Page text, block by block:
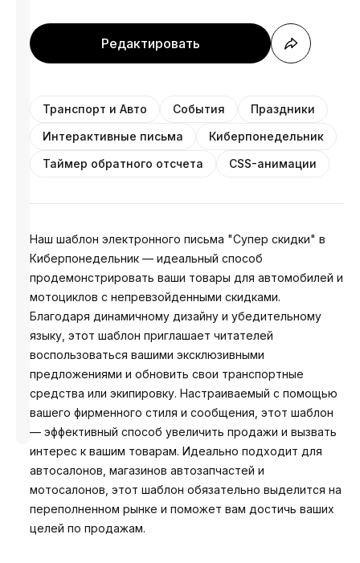
Разработано
Анастасия
Редактировать
Транспорт и Авто События
Праздники
Интерактивные письма
Киберпонедельник
Таймер обратного отсчета
CSS-анимации
Наш шаблон электронного письма "Супер скидки" в
Киберпонедельник — идеальный способ
продемонстрировать ваши товары для автомобилей и
мотоциклов с непревзойденными скидками.
Благодаря динамичному дизайну и убедительному
языку, этот шаблон приглашает читателей
воспользоваться вашими эксклюзивными
предложениями и обновить свои транспортные
средства или экипировку. Настраиваемый с помощью
вашего фирменного стиля и сообщения, этот шаблон
— эффективный способ увеличить продажи и вызвать
интерес к вашим товарам. Идеально подходит для
автосалонов, магазинов автозапчастей и
мотосалонов, этот шаблон обязательно выделится на
переполненном рынке и поможет вам достичь ваших
целей по продажам.